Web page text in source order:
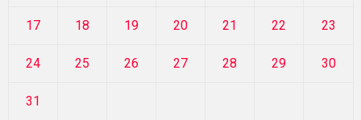
17 18 19 20 21 22 23
24 25 26 27 28 29 30
31